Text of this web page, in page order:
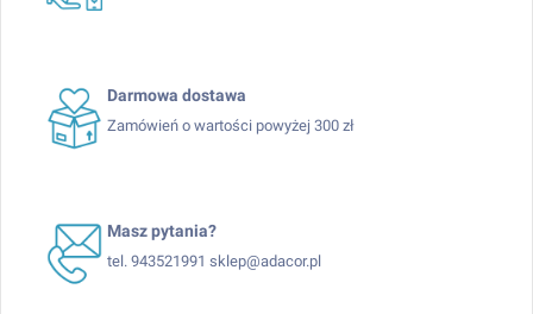
Darmowa dostawa
Zamówień o wartości powyżej 300 zł
Masz pytania?
tel. 943521991 sklep@adacor.pl